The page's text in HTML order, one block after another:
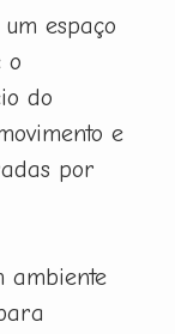
espaço
o
do
e
por
ambiente